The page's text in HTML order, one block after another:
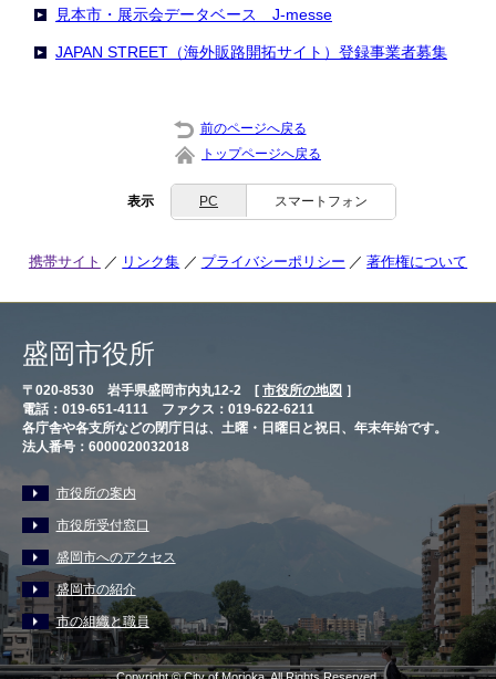
見本市・展示会データベース J-messe
JAPAN STREET（海外販路開拓サイト）登録事業者募集
前のページへ戻る
トップページへ戻る
表示 PC スマートフォン
携帯サイト リンク集 プライバシーポリシー 著作権について
盛岡市役所
〒020-8530 岩手県盛岡市内丸12-2 [ 市役所の地図 ］
電話：019-651-4111 ファクス：019-622-6211
各庁舎や各支所などの閉庁日は、土曜・日曜日と祝日、年末年始です。
法人番号：6000020032018
市役所の案内
市役所受付窓口
盛岡市へのアクセス
盛岡市の紹介
市の組織と職員